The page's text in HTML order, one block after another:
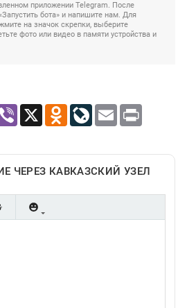
приложении Telegram. После
бота» и напишите нам. Для
на значок скрепки, выберите
фото или видео в памяти устройства и
Viber X Odnoklassniki
LiveJournal
Email Print
ЧЕРЕЗ КАВКАЗСКИЙ УЗЕЛ